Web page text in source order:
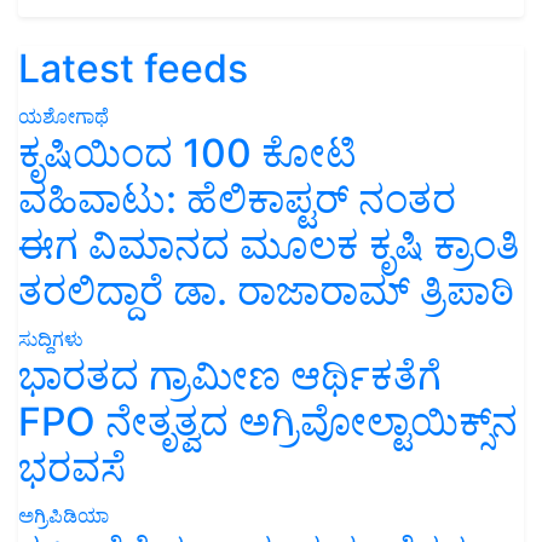
Latest feeds
ಯಶೋಗಾಥೆ
ಕೃಷಿಯಿಂದ 100 ಕೋಟಿ
ವಹಿವಾಟು: ಹೆಲಿಕಾಪ್ಟರ್ ನಂತರ
ಈಗ ವಿಮಾನದ ಮೂಲಕ ಕೃಷಿ ಕ್ರಾಂತಿ
ತರಲಿದ್ದಾರೆ ಡಾ. ರಾಜಾರಾಮ್ ತ್ರಿಪಾಠಿ
ಸುದ್ದಿಗಳು
ಭಾರತದ ಗ್ರಾಮೀಣ ಆರ್ಥಿಕತೆಗೆ
FPO ನೇತೃತ್ವದ ಅಗ್ರಿವೋಲ್ಟಾಯಿಕ್ಸ್‌ನ
ಭರವಸೆ
ಅಗ್ರಿಪಿಡಿಯಾ